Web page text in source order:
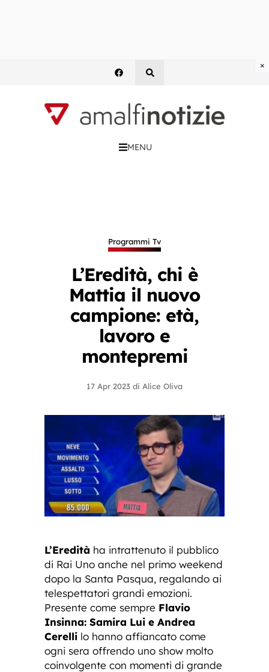
MENU
Programmi Tv
L’Eredità, chi è
Mattia il nuovo
campione: età,
lavoro e
montepremi
17 Apr 2023 di Alice Oliva
L’Eredità ha intrattenuto il pubblico
di Rai Uno anche nel primo weekend
dopo la Santa Pasqua, regalando ai
telespettatori grandi emozioni.
Presente come sempre Flavio
Insinna: Samira Lui e Andrea
Cerelli lo hanno affiancato come
ogni sera offrendo uno show molto
coinvolgente con momenti di grande
×